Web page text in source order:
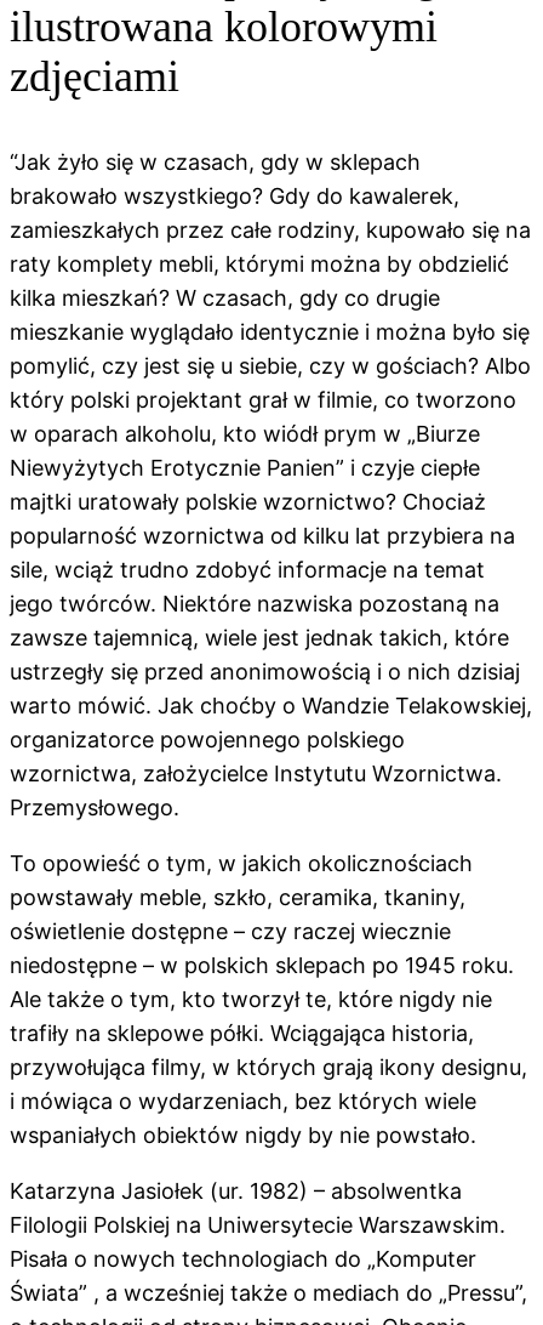
ilustrowana kolorowymi
zdjęciami
“Jak żyło się w czasach, gdy w sklepach
brakowało wszystkiego? Gdy do kawalerek,
zamieszkałych przez całe rodziny, kupowało się na
raty komplety mebli, którymi można by obdzielić
kilka mieszkań? W czasach, gdy co drugie
mieszkanie wyglądało identycznie i można było się
pomylić, czy jest się u siebie, czy w gościach? Albo
który polski projektant grał w filmie, co tworzono
w oparach alkoholu, kto wiódł prym w „Biurze
Niewyżytych Erotycznie Panien” i czyje ciepłe
majtki uratowały polskie wzornictwo? Chociaż
popularność wzornictwa od kilku lat przybiera na
sile, wciąż trudno zdobyć informacje na temat
jego twórców. Niektóre nazwiska pozostaną na
zawsze tajemnicą, wiele jest jednak takich, które
ustrzegły się przed anonimowością i o nich dzisiaj
warto mówić. Jak choćby o Wandzie Telakowskiej,
organizatorce powojennego polskiego
wzornictwa, założycielce Instytutu Wzornictwa.
Przemysłowego.
To opowieść o tym, w jakich okolicznościach
powstawały meble, szkło, ceramika, tkaniny,
oświetlenie dostępne – czy raczej wiecznie
niedostępne – w polskich sklepach po 1945 roku.
Ale także o tym, kto tworzył te, które nigdy nie
trafiły na sklepowe półki. Wciągająca historia,
przywołująca filmy, w których grają ikony designu,
i mówiąca o wydarzeniach, bez których wiele
wspaniałych obiektów nigdy by nie powstało.
Katarzyna Jasiołek (ur. 1982) – absolwentka
Filologii Polskiej na Uniwersytecie Warszawskim.
Pisała o nowych technologiach do „Komputer
Świata” , a wcześniej także o mediach do „Pressu”,